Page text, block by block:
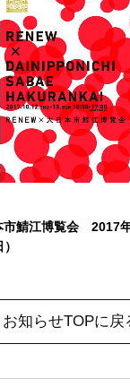
市鯖江博覧会 2017
お知らせTOPに戻